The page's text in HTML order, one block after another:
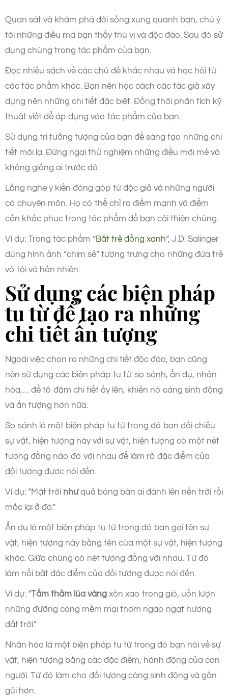
Quan sát và khám phá đời sống xung quanh bạn, chú ý
tới những điều mà bạn thấy thú vị và độc đáo. Sau đó sử
dụng chúng trong tác phẩm của bạn.
Đọc nhiều sách về các chủ đề khác nhau và học hỏi từ
các tác phẩm khác. Bạn nên học cách các tác giả xây
dựng nên những chi tiết đặc biệt. Đồng thời phân tích kỹ
thuật viết để áp dụng vào tác phẩm của bạn.
Sử dụng trí tưởng tượng của bạn để sáng tạo những chi
tiết mới lạ. Đừng ngại thử nghiệm những điều mới mẻ và
không giống ai trước đó.
Lắng nghe ý kiến đóng góp từ độc giả và những người
có chuyên môn. Họ có thể chỉ ra điểm mạnh và điểm
cần khắc phục trong tác phẩm để bạn cải thiện chúng.
Ví dụ: Trong tác phẩm “Bắt trẻ đồng xanh“, J.D. Salinger
dùng hình ảnh “chim sẻ” tượng trưng cho những đứa trẻ
vô tội và hồn nhiên.
Sử dụng các biện pháp
tu từ để tạo ra những
chi tiết ấn tượng
Ngoài việc chọn ra những chi tiết độc đáo, bạn cũng
nên sử dụng các biện pháp tu từ: so sánh, ẩn dụ, nhân
hóa,… để tô đậm chi tiết ấy lên, khiến nó càng sinh động
và ấn tượng hơn nữa.
So sánh là một biện pháp tu từ trong đó bạn đối chiếu
sự vật, hiện tượng này với sự vật, hiện tượng có một nét
tương đồng nào đó với nhau để làm rõ đặc điểm của
đối tượng được nói đến.
Ví dụ: “Mặt trời nhưquả bóng bàn ai đánh lên nền trời rồi
mắc lại ở đó.”
Ẩn dụ là một biện pháp tu từ trong đó bạn gọi tên sự
vật, hiện tượng này bằng tên của một sự vật, hiện tượng
khác. Giữa chúng có nét tương đồng với nhau. Từ đó
làm nổi bật đặc điểm của đối tượng được nói đến.
Ví dụ: “Tấm thảm lúa vàng xôn xao trong gió, uốn lượn
những đường cong mềm mại thơm ngào ngạt hương
đất trời.”
Nhân hóa là một biện pháp tu từ trong đó bạn nói về sự
vật, hiện tượng bằng các đặc điểm, hành động của con
người. Từ đó làm cho đối tượng càng sinh động và gần
gũi hơn.